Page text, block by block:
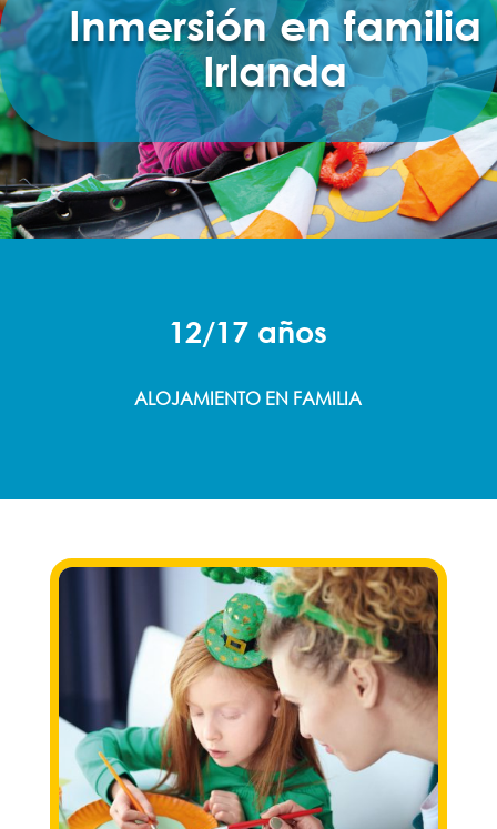
Inmersión en familia
Irlanda
12/17 años
ALOJAMIENTO EN FAMILIA